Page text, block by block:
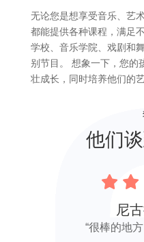
无论您是想享受音乐、艺
都能提供各种课程，满足
学校、音乐学院、戏剧和
别节目。 想象一下，您的
壮成长，同时培养他们的
他们
尼
“很棒的地